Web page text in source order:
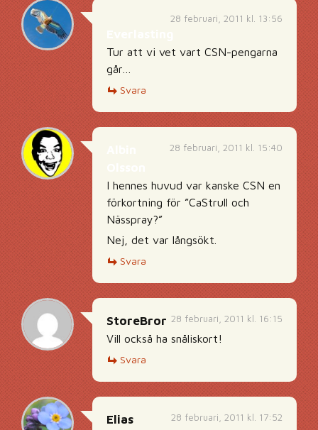
28 februari, 2011 kl. 13:56
Tur att vi vet vart CSN-pengarna
går…
Svara
28 februari, 2011 kl. 15:40
I hennes huvud var kanske CSN en
förkortning för ”CaStrull och
Nässpray?”
Nej, det var långsökt.
Svara
28 februari, 2011 kl. 16:15
StoreBror
Vill också ha snåliskort!
Svara
28 februari, 2011 kl. 17:52
Elias